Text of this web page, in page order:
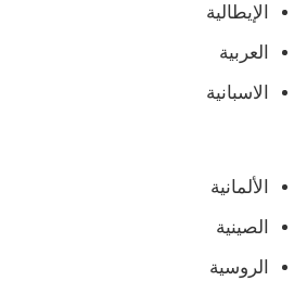
الإيطالية
العربية
الاسبانية
الألمانية
الصينية
الروسية